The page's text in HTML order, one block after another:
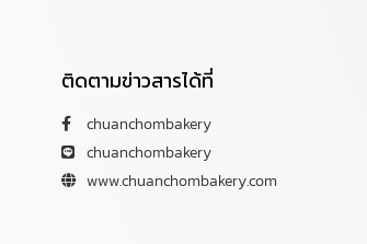
ติดตามข่าวสารได้ที่
chuanchombakery
chuanchombakery
www.chuanchombakery.com